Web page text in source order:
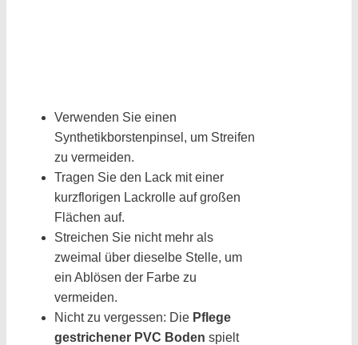
Verwenden Sie einen
Synthetikborstenpinsel, um Streifen
zu vermeiden.
Tragen Sie den Lack mit einer
kurzflorigen Lackrolle auf großen
Flächen auf.
Streichen Sie nicht mehr als
zweimal über dieselbe Stelle, um
ein Ablösen der Farbe zu
vermeiden.
Nicht zu vergessen: Die Pflege
gestrichener PVC Boden spielt